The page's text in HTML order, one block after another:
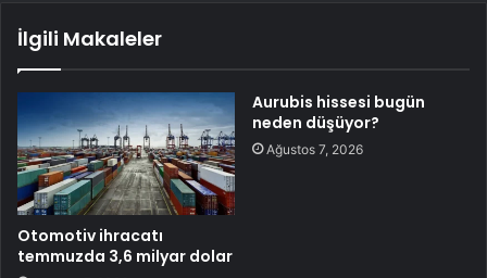
İlgili Makaleler
Otomotiv ihracatı
temmuzda 3,6 milyar dolar
Aurubis hissesi bugün
neden düşüyor?
Ağustos 7, 2026